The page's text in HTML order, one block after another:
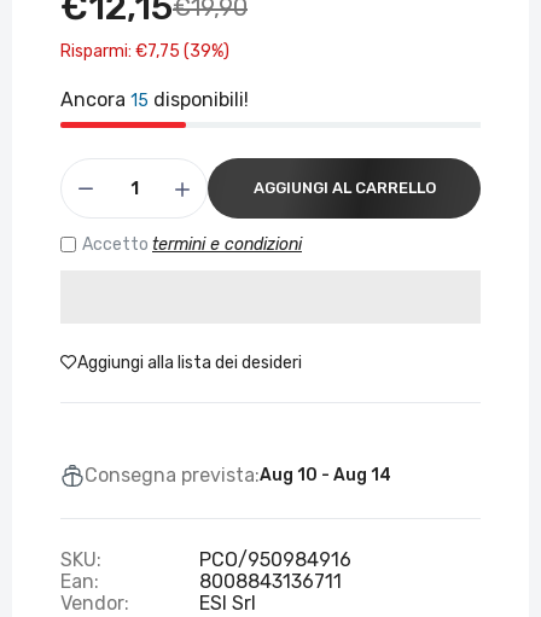
€19,90
Risparmi: €7,75 (39%)
Ancora 15 disponibili!
AGGIUNGI AL CARRELLO
Accetto termini e condizioni
Aggiungi alla lista dei desideri
Consegna prevista:Aug 10 - Aug 14
SKU:
PCO/950984916
Ean:
8008843136711
Vendor:
ESI Srl